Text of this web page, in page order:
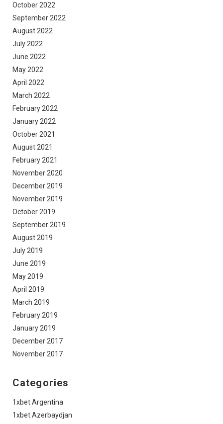
October 2022
September 2022
August 2022
July 2022
June 2022
May 2022
April 2022
March 2022
February 2022
January 2022
October 2021
August 2021
February 2021
November 2020
December 2019
November 2019
October 2019
September 2019
August 2019
July 2019
June 2019
May 2019
April 2019
March 2019
February 2019
January 2019
December 2017
November 2017
Categories
1xbet Argentina
1xbet Azerbaydjan